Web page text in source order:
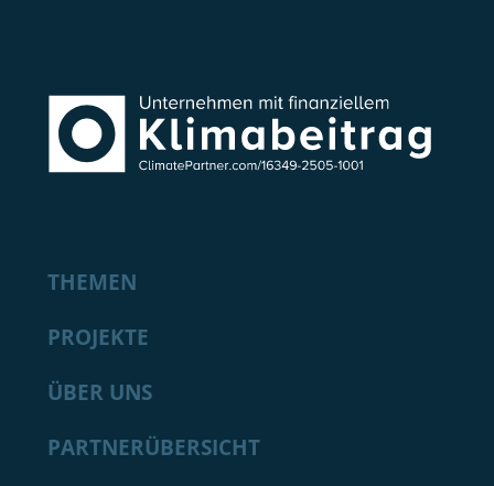
THEMEN
PROJEKTE
ÜBER UNS
PARTNERÜBERSICHT